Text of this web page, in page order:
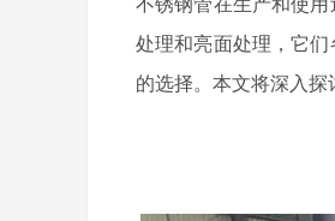
不锈钢管在生产和使
处理和亮面处理，它
的选择。本文将深入探